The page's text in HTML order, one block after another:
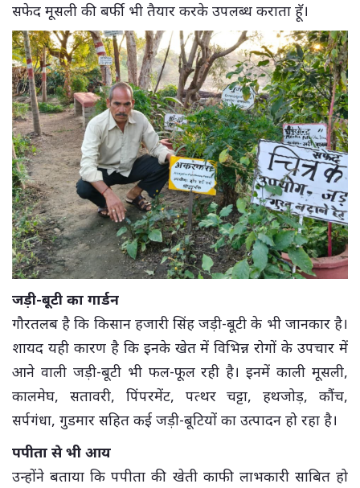
सफेद मूसली की बर्फी भी तैयार करके उपलब्ध कराता हॅू।
जड़ी-बूटी का गार्डन
गौरतलब है कि किसान हजारी सिंह जड़ी-बूटी के भी जानकार है।
शायद यही कारण है कि इनके खेत में विभिन्न रोगों के उपचार में
आने वाली जड़ी-बूटी भी फल-फूल रही है। इनमें काली मूसली,
कालमेघ, सतावरी, पिंपरमेंट, पत्थर चट्टा, हथजोड़, कौंच,
सर्पगंधा, गुडमार सहित कई जड़ी-बूटियों का उत्पादन हो रहा है।
पपीता से भी आय
उन्होंने बताया कि पपीता की खेती काफी लाभकारी साबित हो